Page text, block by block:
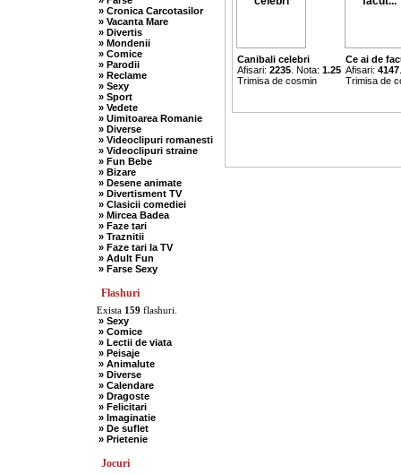
» Cronica Carcotasilor
» Vacanta Mare
» Divertis
» Mondenii
» Comice
» Parodii
» Reclame
» Sexy
» Sport
» Vedete
» Uimitoarea Romanie
» Diverse
» Videoclipuri romanesti
» Videoclipuri straine
» Fun Bebe
» Bizare
» Desene animate
» Divertisment TV
» Clasicii comediei
» Mircea Badea
» Faze tari
» Traznitii
» Faze tari la TV
» Adult Fun
» Farse Sexy
Flashuri
Exista 159 flashuri.
» Sexy
» Comice
» Lectii de viata
» Peisaje
» Animalute
» Diverse
» Calendare
» Dragoste
» Felicitari
» Imaginatie
» De suflet
» Prietenie
Jocuri
Canibali celebri
Afisari: 2235 . Nota: 1.25
Trimisa de cosmin
Ce ai de
Afisari: 4147
Trimisa de